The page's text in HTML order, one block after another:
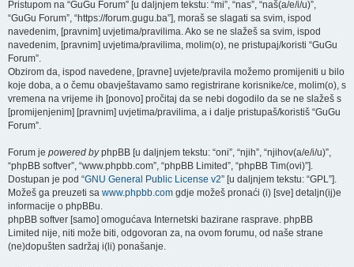
i
Pristupom na “GuGu Forum” [u daljnjem tekstu: “mi”, “nas”, “naš(a/e/i/u)”,
“GuGu Forum”, “https://forum.gugu.ba”], moraš se slagati sa svim, ispod
navedenim, [pravnim] uvjetima/pravilima. Ako se ne slažeš sa svim, ispod
navedenim, [pravnim] uvjetima/pravilima, molim(o), ne pristupaj/koristi “GuGu
Forum”.
Obzirom da, ispod navedene, [pravne] uvjete/pravila možemo promijeniti u bilo
koje doba, a o čemu obavještavamo samo registrirane korisnike/ce, molim(o), s
vremena na vrijeme ih [ponovo] pročitaj da se nebi dogodilo da se ne slažeš s
[promijenjenim] [pravnim] uvjetima/pravilima, a i dalje pristupaš/koristiš “GuGu
Forum”.
Forum je powered byphpBB [u daljnjem tekstu: “oni”, “njih”, “njihov(a/e/i/u)”,
“phpBB softver”, “www.phpbb.com”, “phpBB Limited”, “phpBB Tim(ovi)”].
Dostupan je pod “GNU General Public License v2” [u daljnjem tekstu: “GPL”].
Možeš ga preuzeti sa www.phpbb.com gdje možeš pronaći (i) [sve] detaljn(ij)e
informacije o phpBBu.
phpBB softver [samo] omogućava Internetski bazirane rasprave. phpBB
Limited nije, niti može biti, odgovoran za, na ovom forumu, od naše strane
(ne)dopušten sadržaj i(li) ponašanje.